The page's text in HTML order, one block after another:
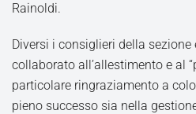
Rainoldi.
Diversi i consiglieri della
collaborato all’allestimento e al
particolare ringraziamento a
pieno successo sia nella